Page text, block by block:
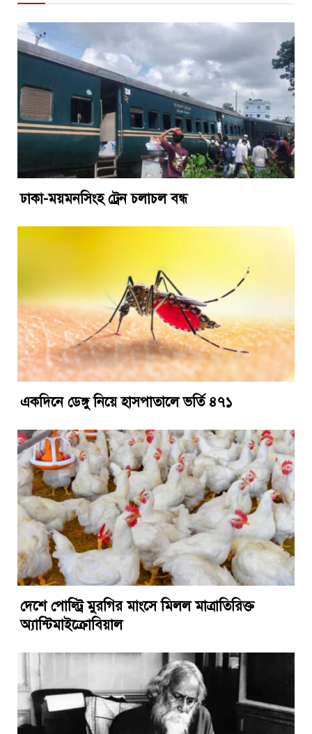
ঢাকা-ময়মনসিংহ ট্রেন চলাচল বন্ধ
একদিনে ডেঙ্গু নিয়ে হাসপাতালে ভর্তি ৪৭১
দেশে পোল্ট্রি মুরগির মাংসে মিলল মাত্রাতিরিক্ত
অ্যান্টিমাইক্রোবিয়াল